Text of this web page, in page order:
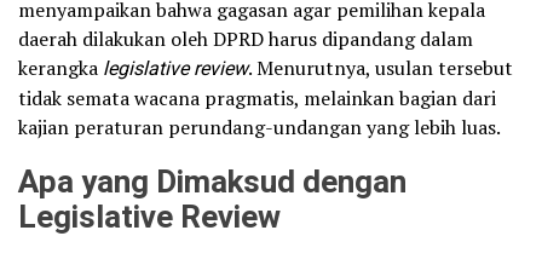
menyampaikan bahwa gagasan agar pemilihan kepala
daerah dilakukan oleh DPRD harus dipandang dalam
kerangka legislative review. Menurutnya, usulan tersebut
tidak semata wacana pragmatis, melainkan bagian dari
kajian peraturan perundang-undangan yang lebih luas.
Apa yang Dimaksud dengan
Legislative Review